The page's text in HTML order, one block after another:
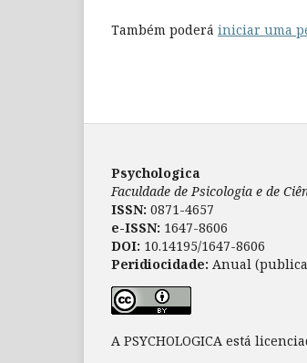
Também poderá iniciar uma
Psychologica
Faculdade de Psicologia e de
ISSN: 0871-4657
e-ISSN: 1647-8606
DOI: 10.14195/1647-8606
Peridiocidade: Anual
A PSYCHOLOGICA está